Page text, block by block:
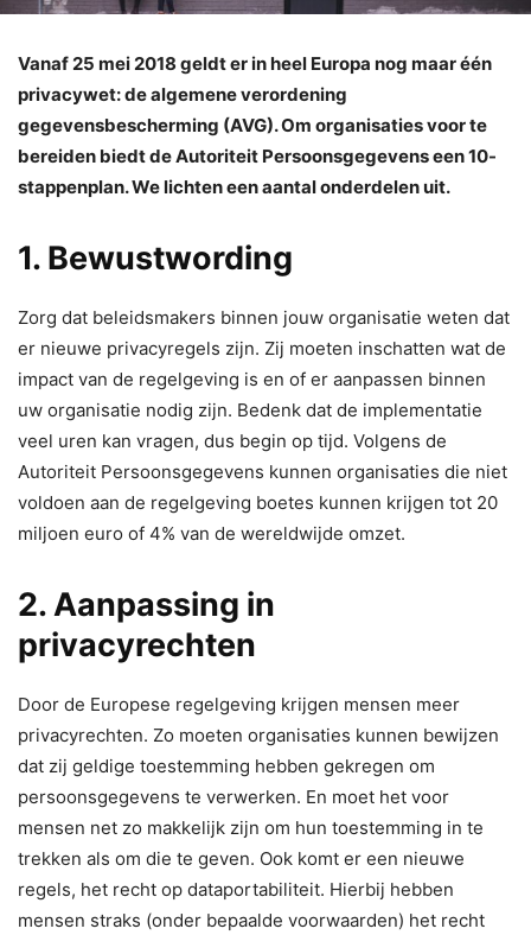
Vanaf 25 mei 2018 geldt er in heel Europa nog maar één
privacywet: de algemene verordening
gegevensbescherming (AVG). Om organisaties voor te
bereiden biedt de Autoriteit Persoonsgegevens een 10-
stappenplan. We lichten een aantal onderdelen uit.
1. Bewustwording
Zorg dat beleidsmakers binnen jouw organisatie weten dat
er nieuwe privacyregels zijn. Zij moeten inschatten wat de
impact van de regelgeving is en of er aanpassen binnen
uw organisatie nodig zijn. Bedenk dat de implementatie
veel uren kan vragen, dus begin op tijd. Volgens de
Autoriteit Persoonsgegevens kunnen organisaties die niet
voldoen aan de regelgeving boetes kunnen krijgen tot 20
miljoen euro of 4% van de wereldwijde omzet.
2. Aanpassing in
privacyrechten
Door de Europese regelgeving krijgen mensen meer
privacyrechten. Zo moeten organisaties kunnen bewijzen
dat zij geldige toestemming hebben gekregen om
persoonsgegevens te verwerken. En moet het voor
mensen net zo makkelijk zijn om hun toestemming in te
trekken als om die te geven. Ook komt er een nieuwe
regels, het recht op dataportabiliteit. Hierbij hebben
mensen straks (onder bepaalde voorwaarden) het recht